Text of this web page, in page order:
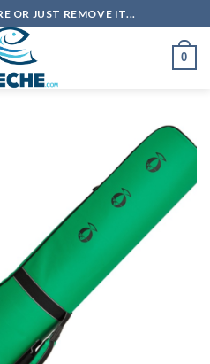
OR JUST REMOVE IT...
0